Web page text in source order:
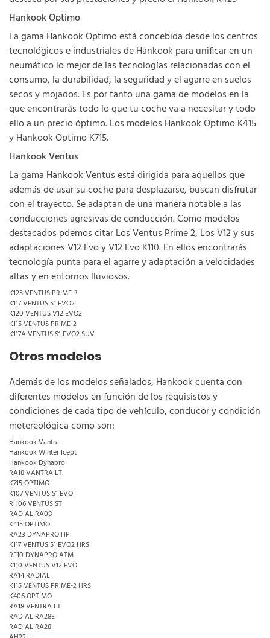
Hankook Optimo
La gama Hankook Optimo está concebida desde los centros
tecnológicos e industriales de Hankook para unificar en un
neumático lo mejor de las tecnologías relacionadas con el
consumo, la durabilidad, la seguridad y el agarre en suelos
secos y mojados. Es por tanto una gama de modelos en la
que encontrarás todo lo que tu coche va a necesitar y todo
ello a un precio óptimo. Los modelos Hankook Optimo K415
y Hankook Optimo K715.
Hankook Ventus
La gama Hankook Ventus está dirigida para aquellos que
además de usar su coche para desplazarse, buscan disfrutar
con el trayecto. Se adaptan de una manera notable a las
conducciones agresivas de conducción. Como modelos
destacados pdemos citar Los Ventus Prime 2, Los V12 y sus
adaptaciones V12 Evo y V12 Evo K110. En ellos encontrarás
tecnología punta para el agarre y adaptación a velocidades
altas y en entornos lluviosos.
K125 VENTUS PRIME-3
K117 VENTUS S1 EVO2
K120 VENTUS V12 EVO2
K115 VENTUS PRIME-2
K117A VENTUS S1 EVO2 SUV
Otros modelos
Además de los modelos señalados, Hankook cuenta con
diferentes modelos en función de los requisistos y
condiciones de cada tipo de vehículo, conducor y condición
metereológica como son:
Hankook Vantra
Hankook Winter Icept
Hankook Dynapro
RA18 VANTRA LT
K715 OPTIMO
K107 VENTUS S1 EVO
RH06 VENTUS ST
RADIAL RA08
K415 OPTIMO
RA23 DYNAPRO HP
K117 VENTUS S1 EVO2 HRS
RF10 DYNAPRO ATM
K110 VENTUS V12 EVO
RA14 RADIAL
K115 VENTUS PRIME-2 HRS
K406 OPTIMO
RA18 VENTRA LT
RADIAL RA28E
RADIAL RA28